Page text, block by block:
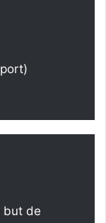
but de